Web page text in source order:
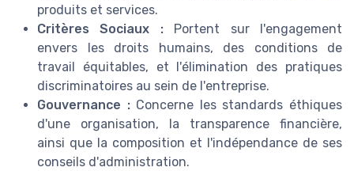
produits et services.
Critères Sociaux :Portent sur l'engagement
envers les droits humains, des conditions de
travail équitables, et l'élimination des pratiques
discriminatoires au sein de l'entreprise.
Gouvernance :Concerne les standards éthiques
d'une organisation, la transparence financière,
ainsi que la composition et l'indépendance de ses
conseils d'administration.